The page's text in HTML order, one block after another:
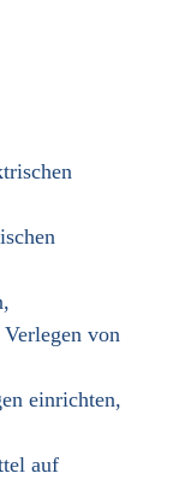
von
einrichten,
auf